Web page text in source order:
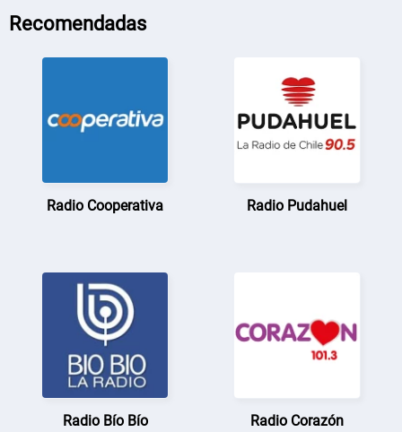
Recomendadas
Radio Cooperativa Radio Pudahuel
Radio Bío Bío Radio Corazón